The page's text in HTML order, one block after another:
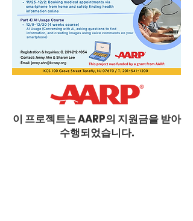
이 프로젝트는 AARP의 지원금을 받아
수행되었습니다.